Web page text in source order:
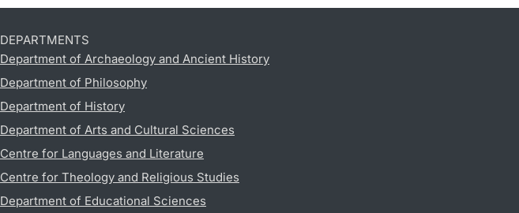
DEPARTMENTS
Department of Archaeology and Ancient History
Department of Philosophy
Department of History
Department of Arts and Cultural Sciences
Centre for Languages and Literature
Centre for Theology and Religious Studies
Department of Educational Sciences